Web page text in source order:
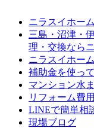
ニラスイホー
三島・沼津・
理・交換なら
ニラスイホー
補助金を使っ
マンション水
リフォーム費
LINEで簡単相
現場ブログ